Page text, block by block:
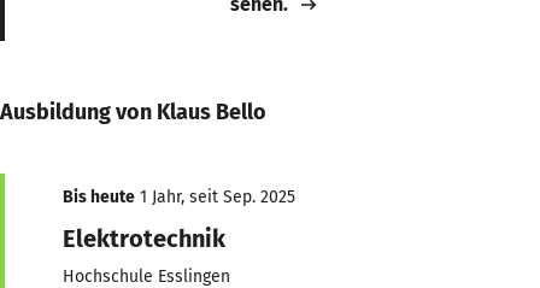
Ausbildung von Klaus Bello
Bis heute 1 Jahr, seit Sep. 2025
Elektrotechnik
Hochschule Esslingen